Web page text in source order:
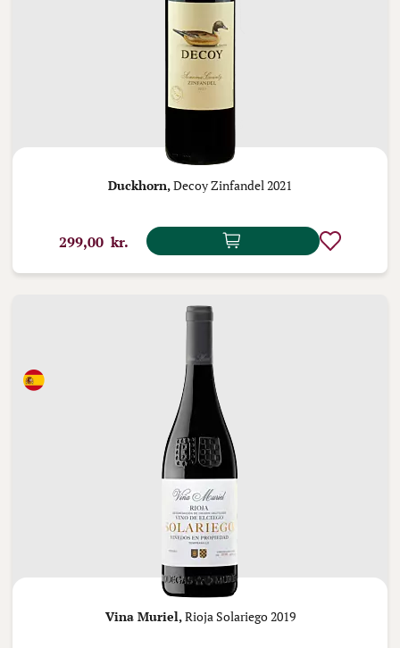
Duckhorn,Decoy Zinfandel 2021
299,00 kr.
Vina Muriel, Rioja Solariego 2019